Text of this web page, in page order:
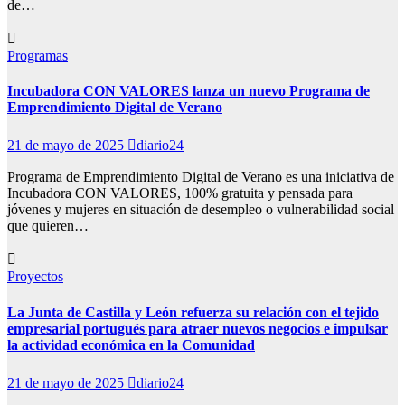
de…
Programas
Incubadora CON VALORES lanza un nuevo Programa de
Emprendimiento Digital de Verano
21 de mayo de 2025 diario24
Programa de Emprendimiento Digital de Verano es una iniciativa de
Incubadora CON VALORES, 100% gratuita y pensada para
jóvenes y mujeres en situación de desempleo o vulnerabilidad social
que quieren…
Proyectos
La Junta de Castilla y León refuerza su relación con el tejido
empresarial portugués para atraer nuevos negocios e impulsar
la actividad económica en la Comunidad
21 de mayo de 2025 diario24